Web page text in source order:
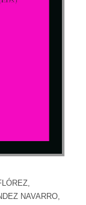
NAVARRO,